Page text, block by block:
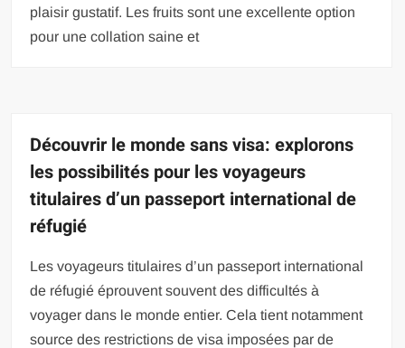
plaisir gustatif. Les fruits sont une excellente option
pour une collation saine et
Découvrir le monde sans visa: explorons
les possibilités pour les voyageurs
titulaires d’un passeport international de
réfugié
Les voyageurs titulaires d’un passeport international
de réfugié éprouvent souvent des difficultés à
voyager dans le monde entier. Cela tient notamment
source des restrictions de visa imposées par de